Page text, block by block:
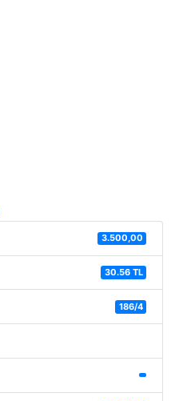
3.500,00
30.56 TL
186/4